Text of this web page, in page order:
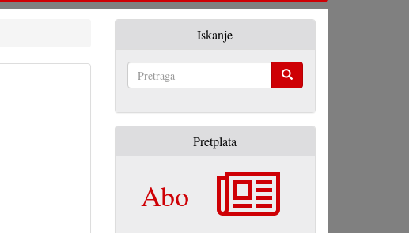
Iskanje
Pretplata
Abo